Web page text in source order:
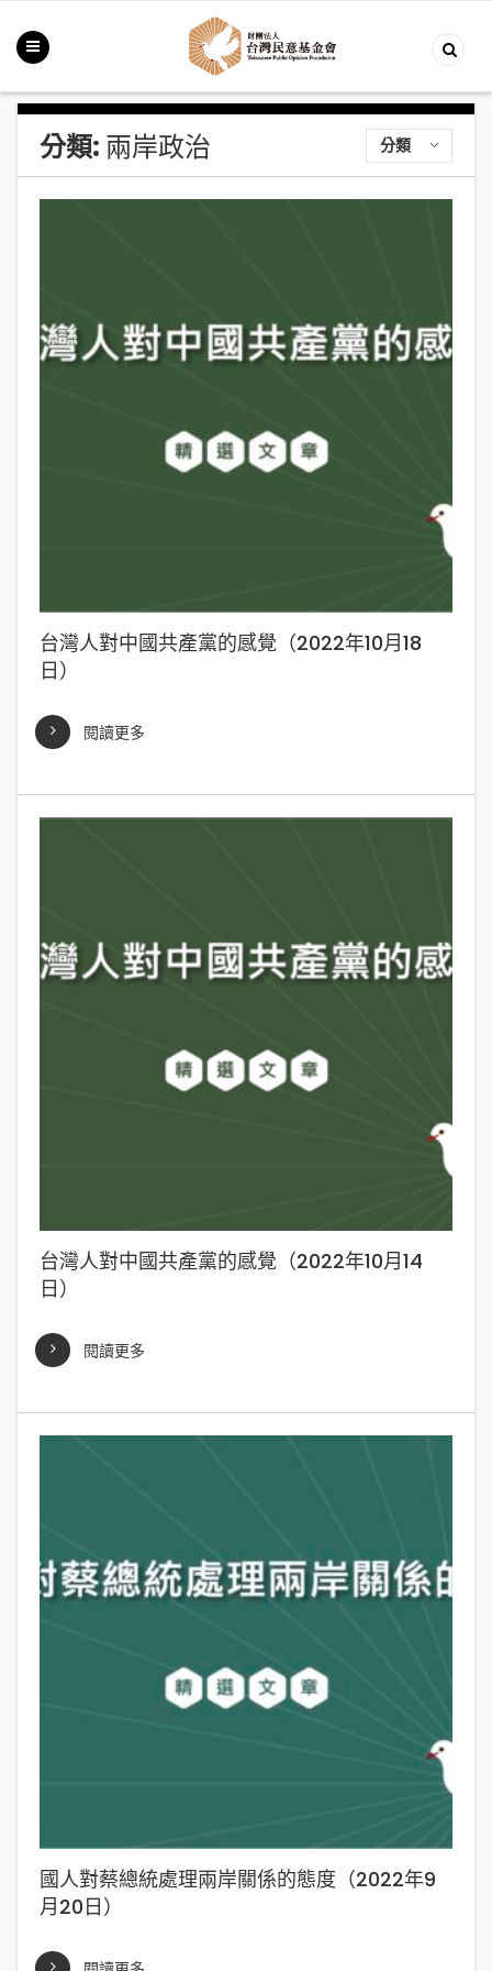
分類: 兩岸政治 分類
台灣人對中國共產黨的感覺（2022年10月18
日）
閱讀更多
台灣人對中國共產黨的感覺（2022年10月14
日）
閱讀更多
國人對蔡總統處理兩岸關係的態度（2022年9
月20日）